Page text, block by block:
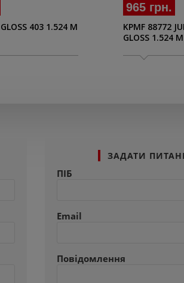
403 1.524 M
965 грн.
KPMF 88772
GLOSS 1.524 M
ЗАДАТИ
ПІБ
Email
Повідомлення